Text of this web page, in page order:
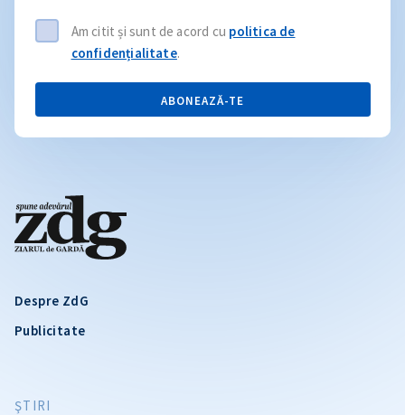
Despre ZdG
Publicitate
ŞTIRI
Am citit și sunt de acord cu politica de
confidențialitate.
ABONEAZĂ-TE